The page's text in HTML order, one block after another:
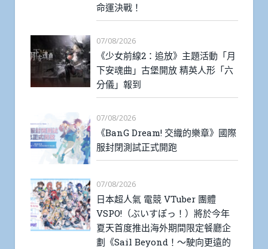
命運決戰！
07/08/2026
《少女前線2：追放》主題活動「月
下安魂曲」古堡開放 精英人形「六
分儀」報到
07/08/2026
《BanG Dream! 交織的樂章》國際
服封閉測試正式開跑
07/08/2026
日本超人氣 電競 VTuber 團體
VSPO!（ぶいすぽっ！）將於今年
夏天首度推出海外期間限定餐廳企
劃《Sail Beyond！～駛向更遠的